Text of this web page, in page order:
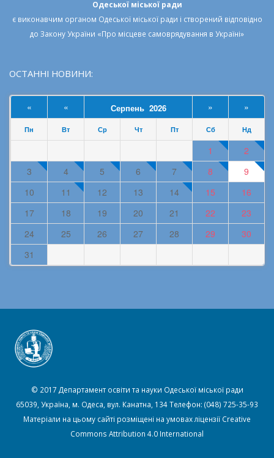
Одеської міської ради
є виконавчим органом Одеської міської ради і створений відповідно
до Закону України «Про місцеве самоврядування в Україні»
ОСТАННІ НОВИНИ:
« « Серпень 2026 » »
Пн Вт Ср Чт Пт Сб Нд
1
2
3
4 5 6 7 8
9
10
11 12 13 14 15
16
17
18 19 20 21 22
23
24
25 26 27 28 29
30
31
© 2017 Департамент освіти та науки Одеської міської ради
65039, Україна, м. Одеса, вул. Канатна, 134 Телефон: (048) 725-35-93
Матеріали на цьому сайті розміщені на умовах ліцензії Creative
Commons Attribution 4.0 International